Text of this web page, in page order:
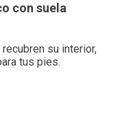
con suela
su interior,
tus pies.